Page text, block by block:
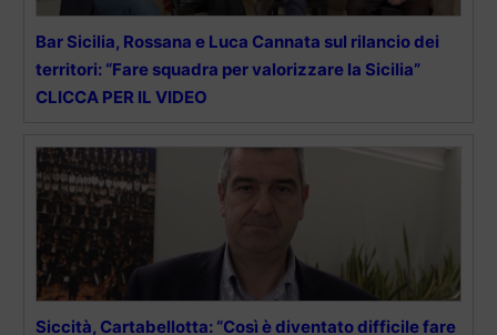
Bar Sicilia, Rossana e Luca Cannata sul rilancio dei
territori: “Fare squadra per valorizzare la Sicilia”
CLICCA PER IL VIDEO
Siccità, Cartabellotta: “Così è diventato difficile fare